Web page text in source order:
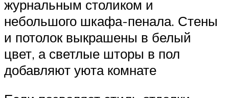
журнальным столиком и
небольшого шкафа-пенала. Стены
и потолок выкрашены в белый
цвет, а светлые шторы в пол
добавляют уюта комнате